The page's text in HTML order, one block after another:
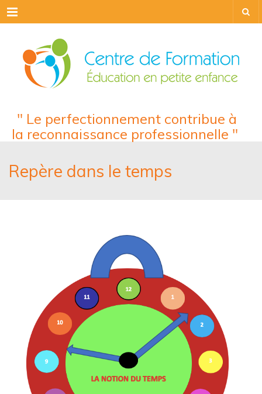
Menu
" Le perfectionnement contribue à
la reconnaissance professionnelle "
Repère dans le temps